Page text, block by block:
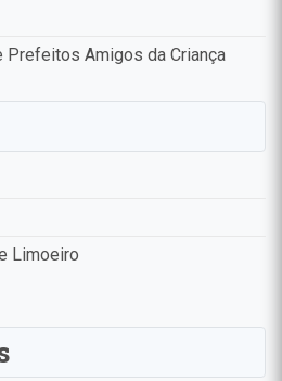
Prefeitos Amigos da Criança
Limoeiro